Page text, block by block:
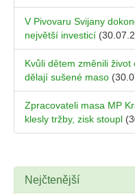
V Pivovaru Svijany
největší investicí
Kvůli dětem změnili
dělají sušené maso
Zpracovateli masa MP
klesly tržby, zisk stoupl
Nejčtenější